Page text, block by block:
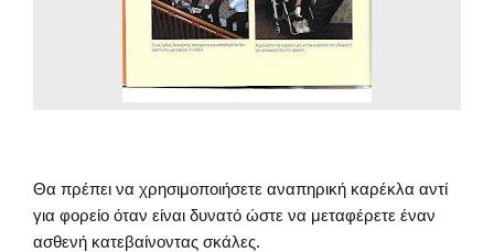
Θα πρέπει να χρησιμοποιήσετε αναπηρική καρέκλα αντί
για φορείο όταν είναι δυνατό ώστε να μεταφέρετε έναν
ασθενή κατεβαίνοντας σκάλες.